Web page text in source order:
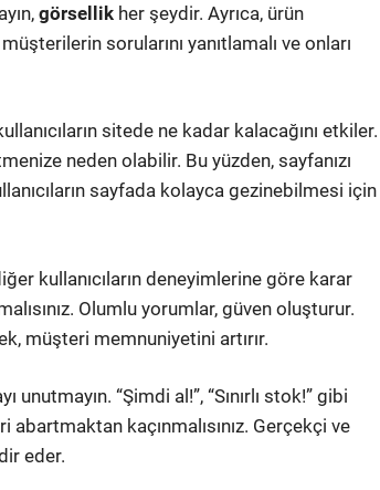
görsellik her şeydir. Ayrıca, ürün
sorularını yanıtlamalı ve onları
sitede ne kadar kalacağını etkiler.
neden olabilir. Bu yüzden, sayfanızı
sayfada kolayca gezinebilmesi için
kullanıcıların deneyimlerine göre karar
Olumlu yorumlar, güven oluşturur.
müşteri memnuniyetini artırır.
unutmayın. “Şimdi al!”, “Sınırlı stok!” gibi
kaçınmalısınız. Gerçekçi ve
eder.